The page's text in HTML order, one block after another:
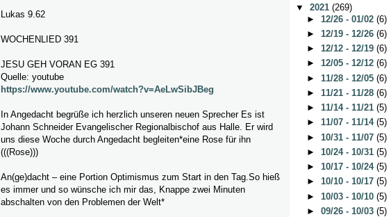
Lukas 9.62
WOCHENLIED 391
JESU GEH VORAN EG 391
Quelle: youtube
https://www.youtube.com/watch?v=AeLwSibJBeg
In Angedacht begrüße ich herzlich unseren neuen Sprecher Es ist
Johann Schneider Evangelischer Regionalbischof aus Halle. Er wird
uns diese Woche durch Angedacht begleiten*eine Rose für ihn
(((Rose)))
An(ge)dacht – eine Portion Optimismus zum Start in den Tag.So hieß
es immer und so wünsche ich mir das, Knappe zwei Minuten
abschalten von den Problemen der Welt*
▼ 2021 (269)
► 12/26 - 01/02 (6)
► 12/19 - 12/26 (6)
► 12/12 - 12/19 (6)
► 12/05 - 12/12 (6)
► 11/28 - 12/05 (6)
► 11/21 - 11/28 (6)
► 11/14 - 11/21 (5)
► 11/07 - 11/14 (5)
► 10/31 - 11/07 (5)
► 10/24 - 10/31 (5)
► 10/17 - 10/24 (5)
► 10/10 - 10/17 (5)
► 10/03 - 10/10 (5)
► 09/26 - 10/03 (5)